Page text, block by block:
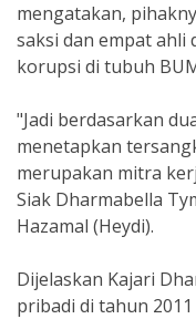
mengatakan,
saksi dan empat ahli
korupsi di tubuh
"Jadi berdasarkan
menetapkan
merupakan mitra
Siak Dharmabella
Hazamal (Heydi).
Dijelaskan Kajari
pribadi di tahun